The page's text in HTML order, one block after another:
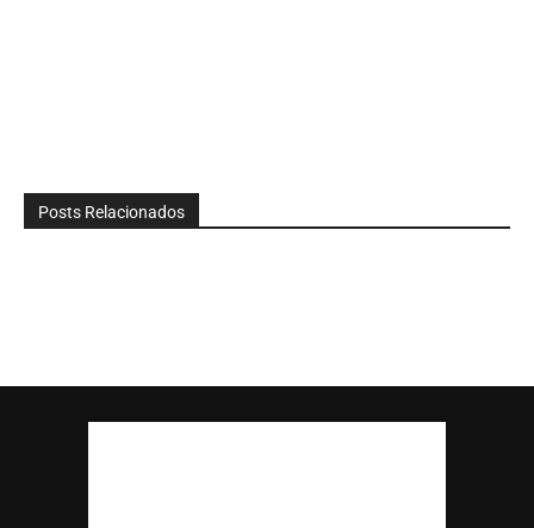
Posts Relacionados